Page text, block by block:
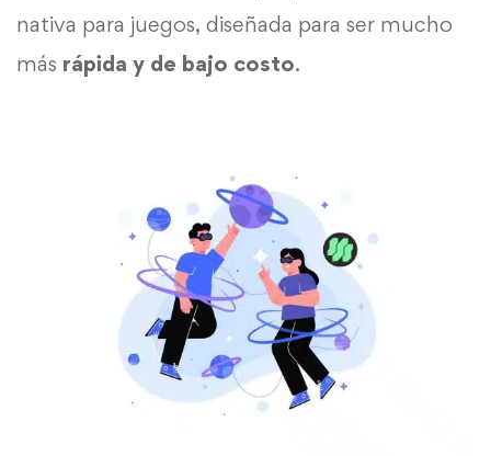
nativa para juegos, diseñada para ser mucho
más rápida y de bajo costo.